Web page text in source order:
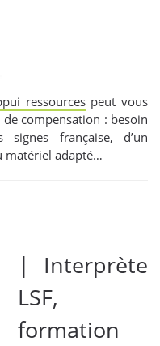
ressourcespeut vous
compensation : besoin
française, d’un
matériel adapté…
| Interprète
LSF,
formation